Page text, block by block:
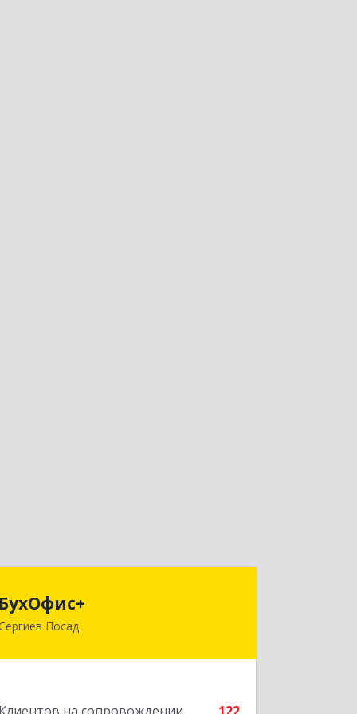
БухОфис+
Посад
141304, Московская обл, Сергиево-